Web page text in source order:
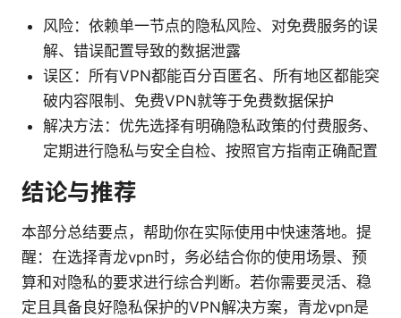
风险：依赖单一节点的隐私风险、对免费服务的误
解、错误配置导致的数据泄露
误区：所有VPN都能百分百匿名、所有地区都能突
破内容限制、免费VPN就等于免费数据保护
解决方法：优先选择有明确隐私政策的付费服务、
定期进行隐私与安全自检、按照官方指南正确配置
结论与推荐
本部分总结要点，帮助你在实际使用中快速落地。提
醒：在选择青龙vpn时，务必结合你的使用场景、预
算和对隐私的要求进行综合判断。若你需要灵活、稳
定且具备良好隐私保护的VPN解决方案，青龙vpn是